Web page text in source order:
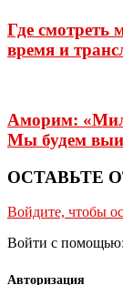
Где
время и
Аморим:
Мы будем
ОСТАВЬТЕ
Войдите, чтобы
Войти с помощью:
Авторизация